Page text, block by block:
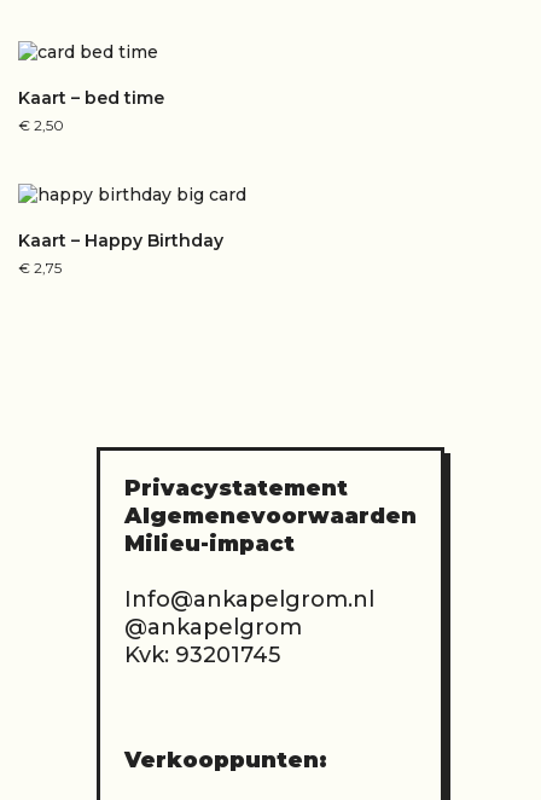
Kaart – bed time
€ 2,50
Kaart – Happy Birthday
€ 2,75
Privacystatement
Algemenevoorwaarden
Milieu-impact
Info@ankapelgrom.nl
@ankapelgrom
Kvk: 93201745
Verkooppunten: